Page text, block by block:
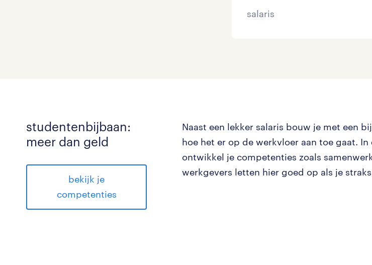
salaris
studentenbijbaan:
meer dan geld
bekijk je
competenties
Naast een lekker salaris bouw je met een
hoe het er op de werkvloer aan toe gaat.
ontwikkel je competenties zoals
werkgevers letten hier goed op als je